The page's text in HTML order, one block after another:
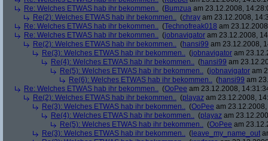
Re: Welches ETWAS hab ihr bekommen.. (Bumzua am 23.12.2008,
Re(2): Welches ETWAS hab ihr bekommen.. (chray am 23.12.2008,
Re: Welches ETWAS hab ihr bekommen.. (Technofreak018 am
Re: Welches ETWAS hab ihr bekommen.. (jobnavigator am 23.12.2008,
Re(2): Welches ETWAS hab ihr bekommen.. (hansi99 am 23.12.2008,
Re(3): Welches ETWAS hab ihr bekommen.. (jobnavigator am
Re(4): Welches ETWAS hab ihr bekommen.. (hansi99 am
Re(5): Welches ETWAS hab ihr bekommen.. (jobnavigator am
Re(6): Welches ETWAS hab ihr bekommen.. (hansi99 am
Re: Welches ETWAS hab ihr bekommen.. (OoPee am 23.12.2008,
Re(2): Welches ETWAS hab ihr bekommen.. (playaz am 23.12.2008,
Re(3): Welches ETWAS hab ihr bekommen.. (OoPee am
Re(4): Welches ETWAS hab ihr bekommen.. (playaz am
Re(5): Welches ETWAS hab ihr bekommen.. (OoPee am
Re(3): Welches ETWAS hab ihr bekommen.. ( leave_my_name_out